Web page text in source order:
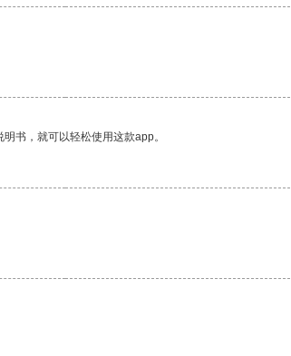
书，就可以轻松使用这款app。